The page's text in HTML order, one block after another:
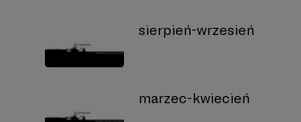
sierpień-wrzesień
marzec-kwiecień